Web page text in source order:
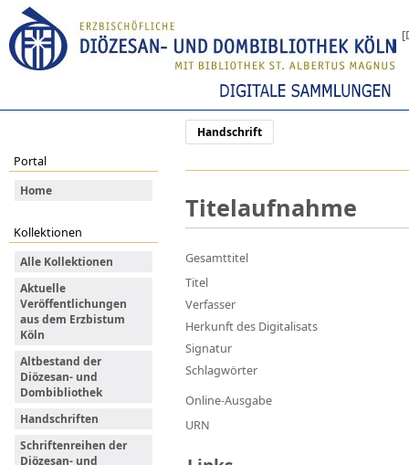
Handschrift
Portal
Home
Kollektionen
Alle Kollektionen
Aktuelle
Veröffentlichungen
aus dem Erzbistum
Köln
Altbestand der
Diözesan- und
Dombibliothek
Handschriften
Schriftenreihen der
Diözesan- und
Titelaufnahme
Gesamttitel
Titel
Verfasser
Herkunft des Digitalisats
Signatur
Schlagwörter
Online-Ausgabe
URN